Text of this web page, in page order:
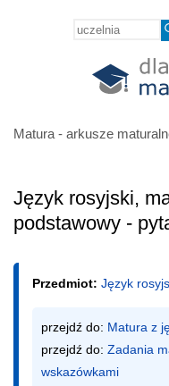
Matura - arkusze
Język rosyjski,
podstawowy -
Przedmiot: Język
przejdź do: Matura z
przejdź do: Zadania
wskazówkami